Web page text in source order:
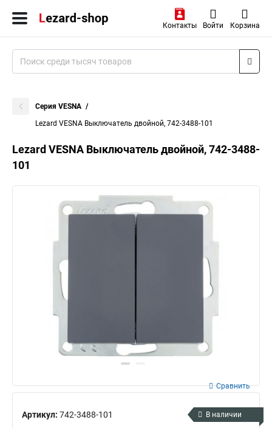
Контакты Войти Корзина
Серия VESNA
Lezard VESNA Выключатель двойной, 742-3488-101
Lezard VESNA Выключатель двойной, 742-3488-
101
Артикул: 742-3488-101
Сравнить
В наличии